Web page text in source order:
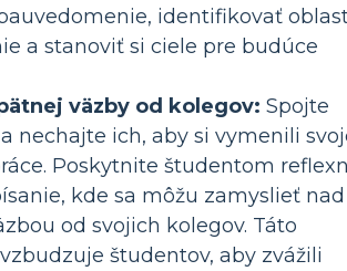
identifikovať
a stanoviť si ciele pre budúce
väzby od kolegov: Spojte
nechajte ich, aby si vymenili
Poskytnite študentom
kde sa môžu zamyslieť nad
od svojich kolegov. Táto
študentov, aby zvážili